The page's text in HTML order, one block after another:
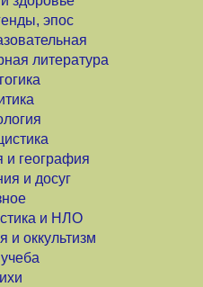
эпос
литература
и география
и досуг
и НЛО
и оккультизм